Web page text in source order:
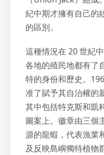
紀中期才擁有自己的
的區別。
這種情況在 20 世紀
各地的殖民地都有了
特的身份和歷史。
准了賦予其自治權的
其中包括特克斯和凱
圖案上。徽章由三個
源的龍蝦，代表漁業
及反映島嶼獨特植物